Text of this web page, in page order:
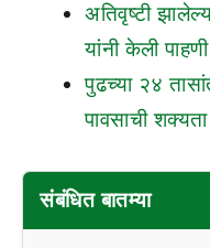
अतिवृष्टी
यांनी केली पाहणी
पुढच्या २४
पावसाची शक्यता
संबंधित बातम्या